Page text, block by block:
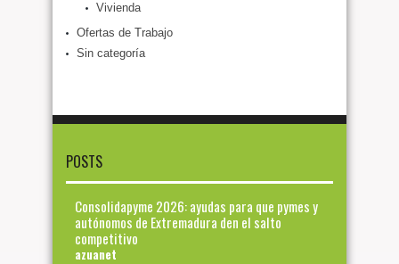
Vivienda
Ofertas de Trabajo
Sin categoría
POSTS
Consolidapyme 2026: ayudas para que pymes y
autónomos de Extremadura den el salto
competitivo
azuanet